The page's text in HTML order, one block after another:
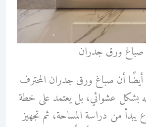
صباغ ورق جدران
أيضًا أن صباغ ورق جدران المحترف
بشكل عشوائي، بل يعتمد على خطة
من دراسة المساحة، ثم تجهيز